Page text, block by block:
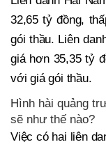
32,65 tỷ đồng,
gói thầu. Liên
giá hơn 35,35 tỷ
với giá gói thầu.
Hình hài quảng
sẽ như thế nào?
Việc có hai liên